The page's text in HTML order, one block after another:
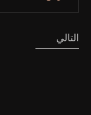
التالي